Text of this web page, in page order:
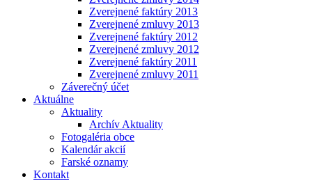
Zverejnené faktúry 2013
Zverejnené zmluvy 2013
Zverejnené faktúry 2012
Zverejnené zmluvy 2012
Zverejnené faktúry 2011
Zverejnené zmluvy 2011
Záverečný účet
Aktuálne
Aktuality
Archív Aktuality
Fotogaléria obce
Kalendár akcií
Farské oznamy
Kontakt